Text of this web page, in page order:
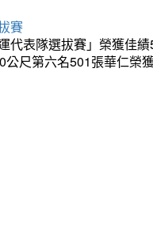
賽
代表隊選拔賽」榮獲佳
尺第六名501張華仁